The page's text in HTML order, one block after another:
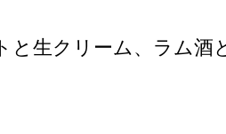
生クリーム、ラム酒